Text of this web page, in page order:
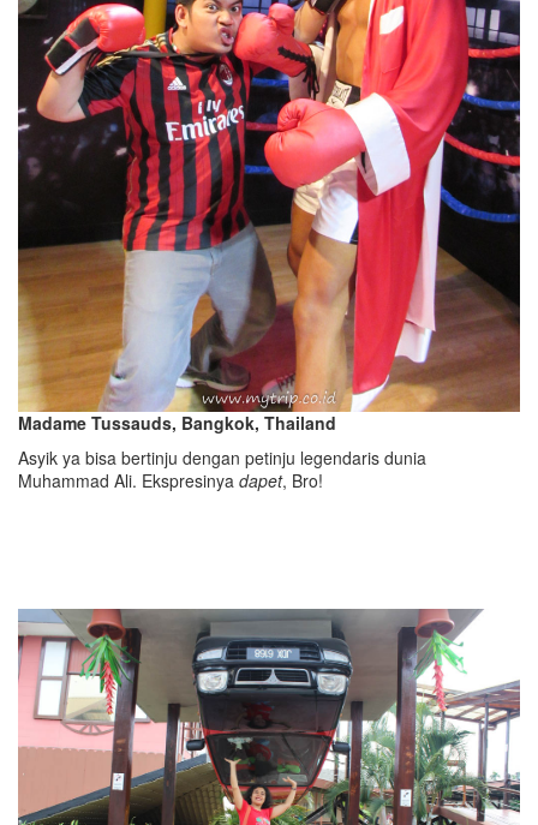
Madame Tussauds, Bangkok, Thailand
Asyik ya bisa bertinju dengan petinju legendaris dunia
Muhammad Ali. Ekspresinya dapet, Bro!